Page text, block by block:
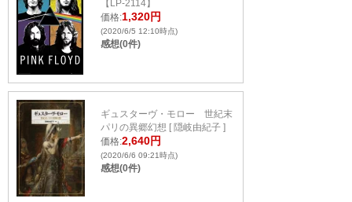
【LP-2114】
価格:1,320円
(2020/6/5 12:10時点)
感想(0件)
ギュスターヴ・モロー 世紀末
パリの異郷幻想 [ 隠岐由紀子 ]
価格:2,640円
(2020/6/6 09:21時点)
感想(0件)